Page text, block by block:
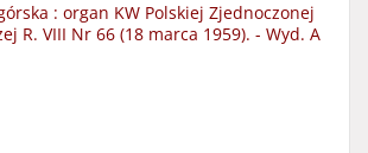
: organ KW Polskiej Zjednoczonej
R. VIII Nr 66 (18 marca 1959). - Wyd. A